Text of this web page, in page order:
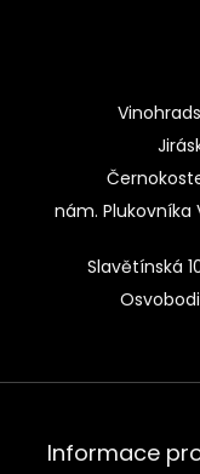
nám. Plukovníka
Slavětínská
Informace